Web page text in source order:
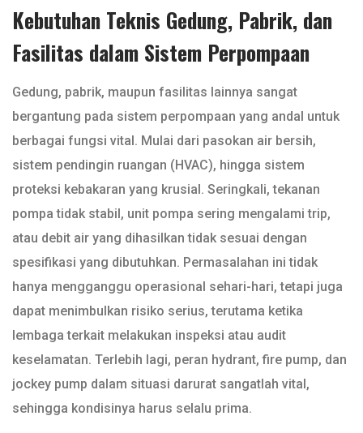
Kebutuhan Teknis Gedung, Pabrik, dan
Fasilitas dalam Sistem Perpompaan
Gedung, pabrik, maupun fasilitas lainnya sangat
bergantung pada sistem perpompaan yang andal untuk
berbagai fungsi vital. Mulai dari pasokan air bersih,
sistem pendingin ruangan (HVAC), hingga sistem
proteksi kebakaran yang krusial. Seringkali, tekanan
pompa tidak stabil, unit pompa sering mengalami trip,
atau debit air yang dihasilkan tidak sesuai dengan
spesifikasi yang dibutuhkan. Permasalahan ini tidak
hanya mengganggu operasional sehari-hari, tetapi juga
dapat menimbulkan risiko serius, terutama ketika
lembaga terkait melakukan inspeksi atau audit
keselamatan. Terlebih lagi, peran hydrant, fire pump, dan
jockey pump dalam situasi darurat sangatlah vital,
sehingga kondisinya harus selalu prima.